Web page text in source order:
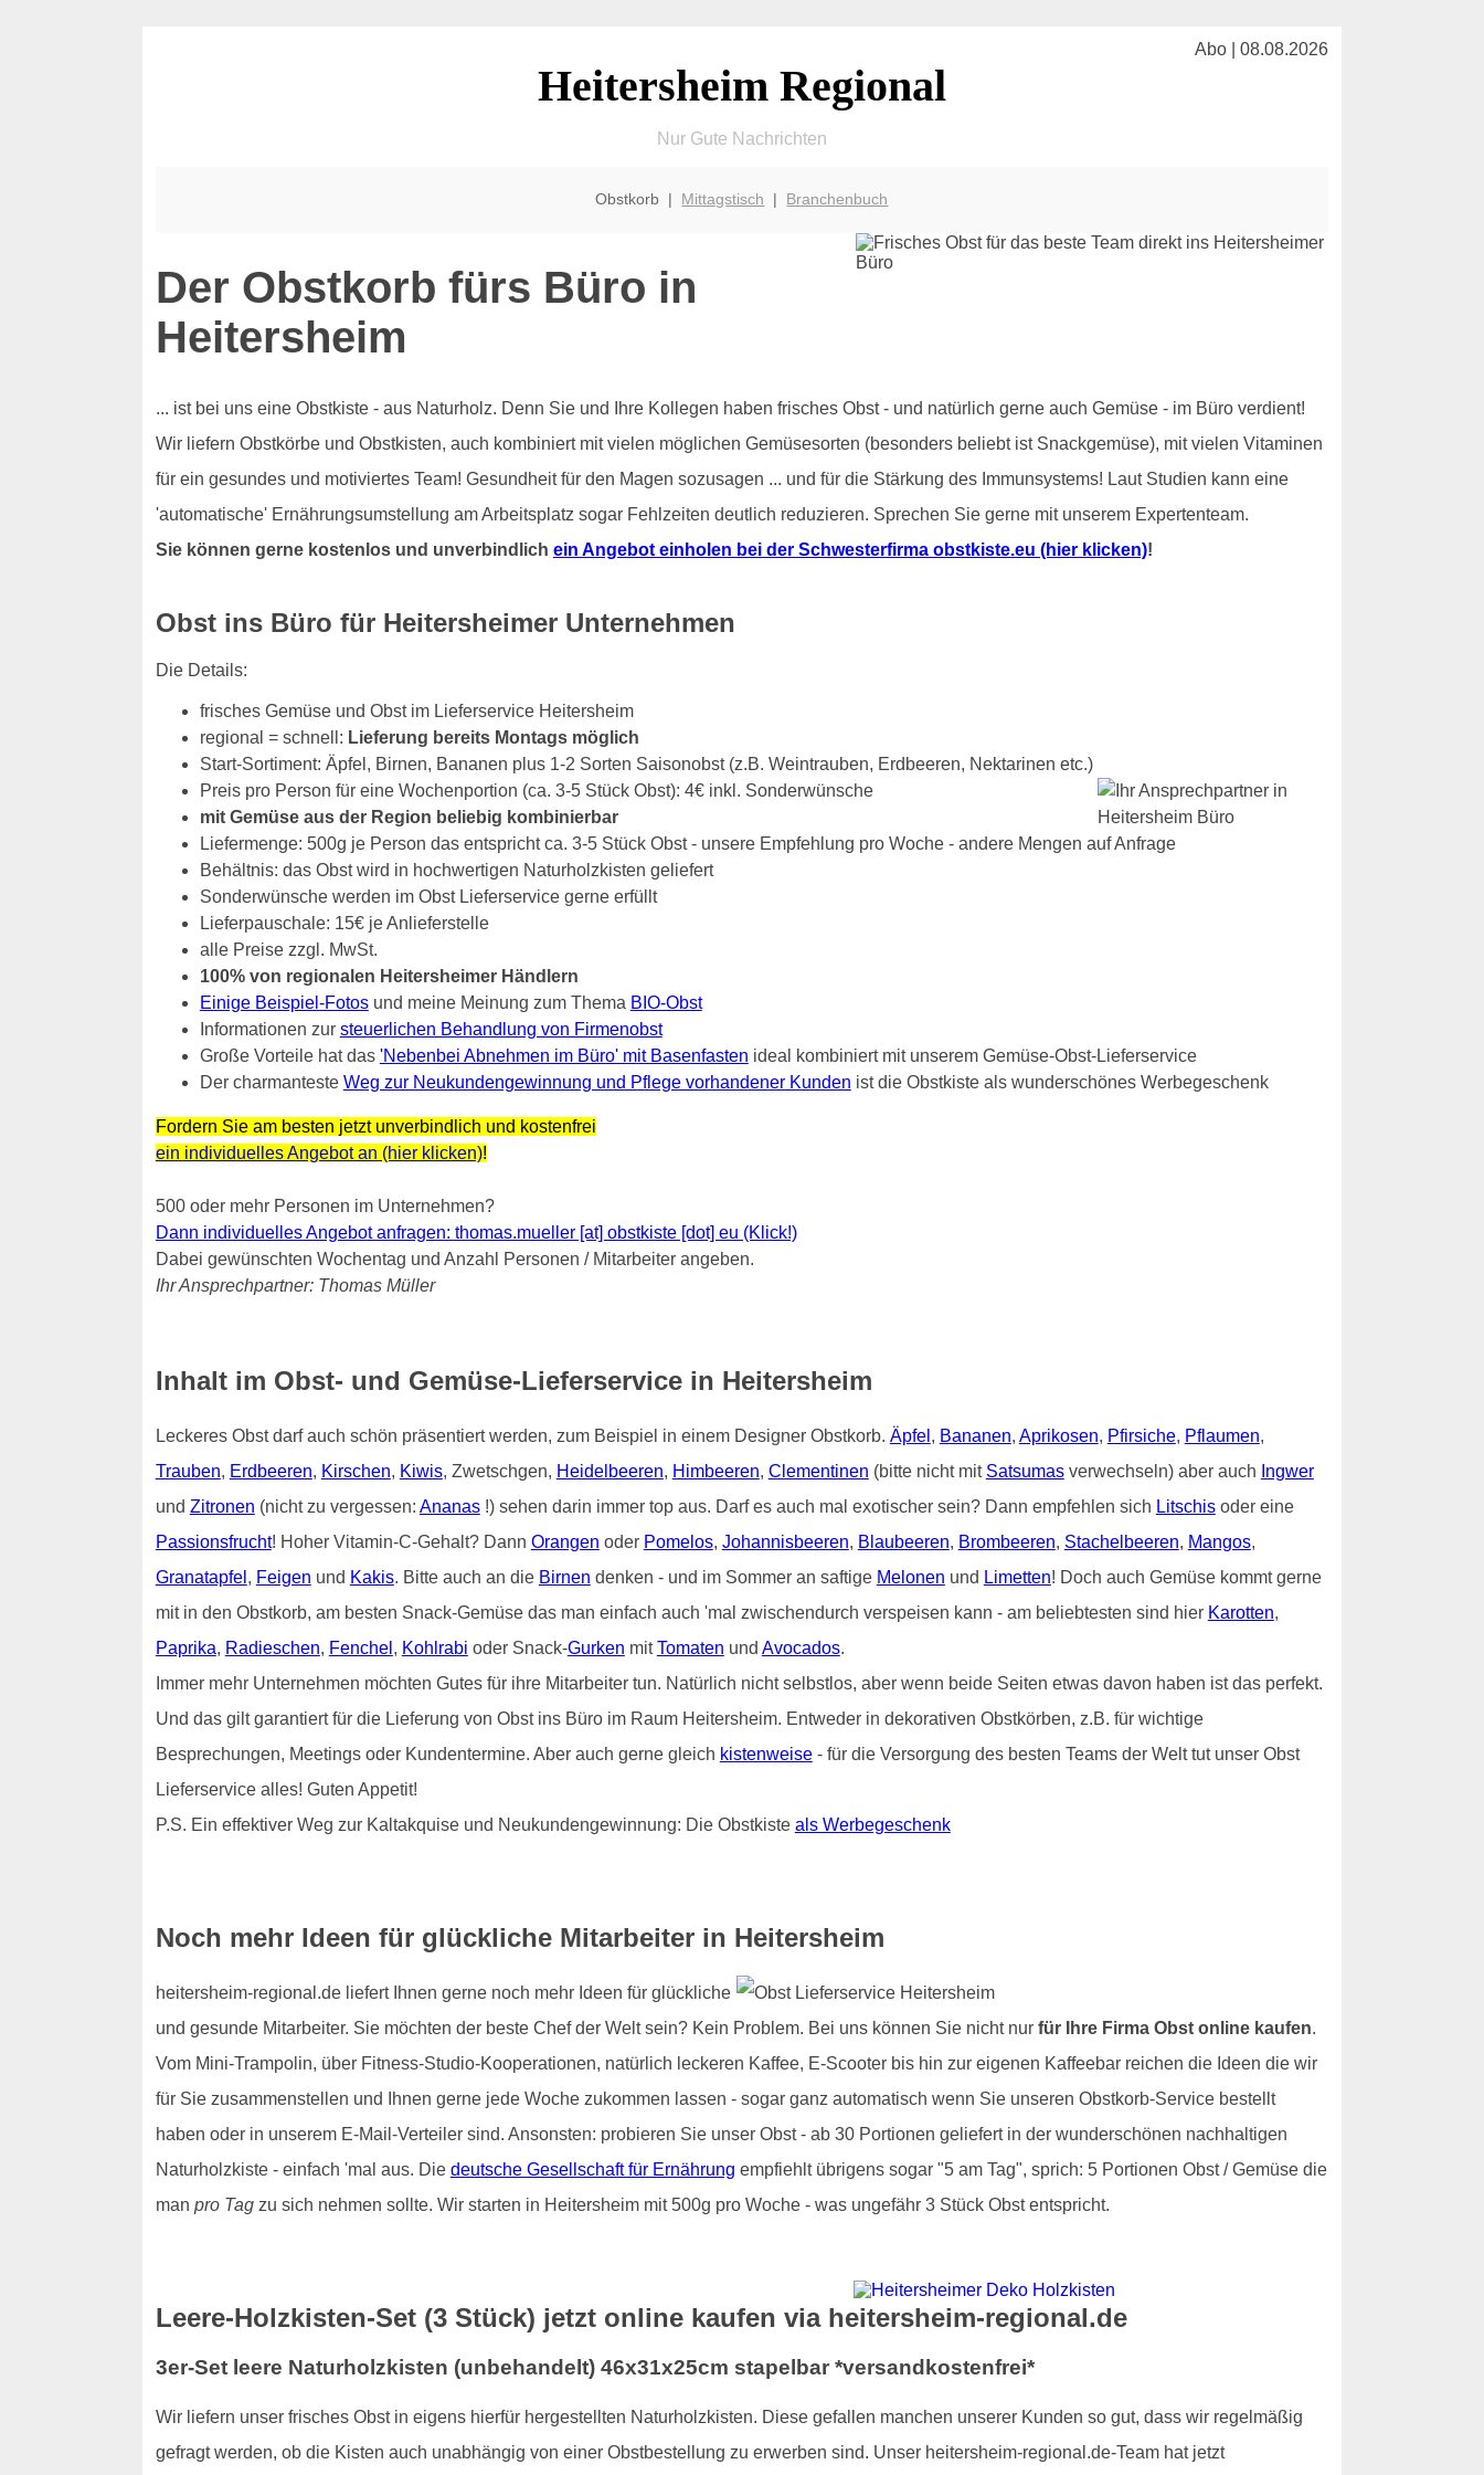
Abo | 08.08.2026
Heitersheim Regional
Nur Gute Nachrichten
Obstkorb | Mittagstisch | Branchenbuch
Der Obstkorb fürs Büro in
Heitersheim
... ist bei uns eine Obstkiste - aus Naturholz. Denn Sie und Ihre Kollegen haben frisches Obst - und natürlich gerne auch Gemüse - im Büro verdient!
Wir liefern Obstkörbe und Obstkisten, auch kombiniert mit vielen möglichen Gemüsesorten (besonders beliebt ist Snackgemüse), mit vielen Vitaminen
für ein gesundes und motiviertes Team! Gesundheit für den Magen sozusagen ... und für die Stärkung des Immunsystems! Laut Studien kann eine
'automatische' Ernährungsumstellung am Arbeitsplatz sogar Fehlzeiten deutlich reduzieren. Sprechen Sie gerne mit unserem Expertenteam.
Sie können gerne kostenlos und unverbindlich ein Angebot einholen bei der Schwesterfirma obstkiste.eu (hier klicken)!
Obst ins Büro für Heitersheimer Unternehmen
Die Details:
frisches Gemüse und Obst im Lieferservice Heitersheim
regional = schnell: Lieferung bereits Montags möglich
Start-Sortiment: Äpfel, Birnen, Bananen plus 1-2 Sorten Saisonobst (z.B. Weintrauben, Erdbeeren, Nektarinen etc.)
Preis pro Person für eine Wochenportion (ca. 3-5 Stück Obst): 4€ inkl. Sonderwünsche
mit Gemüse aus der Region beliebig kombinierbar
Liefermenge: 500g je Person das entspricht ca. 3-5 Stück Obst - unsere Empfehlung pro Woche - andere Mengen auf Anfrage
Behältnis: das Obst wird in hochwertigen Naturholzkisten geliefert
Sonderwünsche werden im Obst Lieferservice gerne erfüllt
Lieferpauschale: 15€ je Anlieferstelle
alle Preise zzgl. MwSt.
100% von regionalen Heitersheimer Händlern
Einige Beispiel-Fotosund meine Meinung zum Thema BIO-Obst
Informationen zur steuerlichen Behandlung von Firmenobst
Große Vorteile hat das 'Nebenbei Abnehmen im Büro' mit Basenfasten ideal kombiniert mit unserem Gemüse-Obst-Lieferservice
Der charmanteste Weg zur Neukundengewinnung und Pflege vorhandener Kunden ist die Obstkiste als wunderschönes Werbegeschenk
Fordern Sie am besten jetzt unverbindlich und kostenfrei
ein individuelles Angebot an (hier klicken)!
500 oder mehr Personen im Unternehmen?
Dann individuelles Angebot anfragen: thomas.mueller [at] obstkiste [dot] eu (Klick!)
Dabei gewünschten Wochentag und Anzahl Personen / Mitarbeiter angeben.
Ihr Ansprechpartner: Thomas Müller
Inhalt im Obst- und Gemüse-Lieferservice in Heitersheim
Leckeres Obst darf auch schön präsentiert werden, zum Beispiel in einem Designer Obstkorb. Äpfel , Bananen, Aprikosen, Pfirsiche, Pflaumen,
Trauben, Erdbeeren, Kirschen, Kiwis, Zwetschgen, Heidelbeeren, Himbeeren, Clementinen (bitte nicht mit Satsumasverwechseln) aber auch Ingwer
und Zitronen (nicht zu vergessen: Ananas!) sehen darin immer top aus. Darf es auch mal exotischer sein? Dann empfehlen sich Litschisoder eine
Passionsfrucht! Hoher Vitamin-C-Gehalt? Dann Orangen oder Pomelos, Johannisbeeren, Blaubeeren, Brombeeren, Stachelbeeren, Mangos,
Granatapfel , Feigen und Kakis. Bitte auch an die Birnen denken - und im Sommer an saftige Melonen und Limetten! Doch auch Gemüse kommt gerne
mit in den Obstkorb, am besten Snack-Gemüse das man einfach auch 'mal zwischendurch verspeisen kann - am beliebtesten sind hier Karotten,
Paprika, Radieschen, Fenchel , Kohlrabi oder Snack-Gurken mitTomaten und Avocados.
Immer mehr Unternehmen möchten Gutes für ihre Mitarbeiter tun. Natürlich nicht selbstlos, aber wenn beide Seiten etwas davon haben ist das perfekt.
Und das gilt garantiert für die Lieferung von Obst ins Büro im Raum Heitersheim. Entweder in dekorativen Obstkörben, z.B. für wichtige
Besprechungen, Meetings oder Kundentermine. Aber auch gerne gleich kistenweise- für die Versorgung des besten Teams der Welt tut unser Obst
Lieferservice alles! Guten Appetit!
P.S. Ein effektiver Weg zur Kaltakquise und Neukundengewinnung: Die Obstkiste als Werbegeschenk
Noch mehr Ideen für glückliche Mitarbeiter in Heitersheim
heitersheim-regional.de liefert Ihnen gerne noch mehr Ideen für glückliche
und gesunde Mitarbeiter. Sie möchten der beste Chef der Welt sein? Kein Problem. Bei uns können Sie nicht nur für Ihre Firma Obst online kaufen.
Vom Mini-Trampolin, über Fitness-Studio-Kooperationen, natürlich leckeren Kaffee, E-Scooter bis hin zur eigenen Kaffeebar reichen die Ideen die wir
für Sie zusammenstellen und Ihnen gerne jede Woche zukommen lassen - sogar ganz automatisch wenn Sie unseren Obstkorb-Service bestellt
haben oder in unserem E-Mail-Verteiler sind. Ansonsten: probieren Sie unser Obst - ab 30 Portionen geliefert in der wunderschönen nachhaltigen
Naturholzkiste - einfach 'mal aus. Die deutsche Gesellschaft für Ernährung empfiehlt übrigens sogar "5 am Tag", sprich: 5 Portionen Obst / Gemüse die
man pro Tagzu sich nehmen sollte. Wir starten in Heitersheim mit 500g pro Woche - was ungefähr 3 Stück Obst entspricht.
Leere-Holzkisten-Set (3 Stück) jetzt online kaufen via heitersheim-regional.de
3er-Set leere Naturholzkisten (unbehandelt) 46x31x25cm stapelbar *versandkostenfrei*
Wir liefern unser frisches Obst in eigens hierfür hergestellten Naturholzkisten. Diese gefallen manchen unserer Kunden so gut, dass wir regelmäßig
gefragt werden, ob die Kisten auch unabhängig von einer Obstbestellung zu erwerben sind. Unser heitersheim-regional.de-Team hat jetzt